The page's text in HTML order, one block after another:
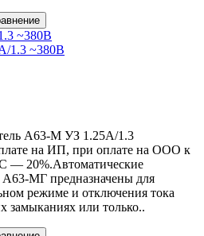
~380В
А63-М УЗ 1.25А/1.3
на ИП, при оплате на ООО к
― 20%.Автоматические
МГ предназначены для
режиме и отключения тока
замыканиях или только..